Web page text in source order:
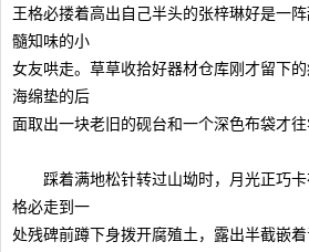
王格必搂着高出自己半头的张梓琳好是一
髓知味的小
女友哄走。草草收拾好器材仓库刚才留下
海绵垫的后
面取出一块老旧的砚台和一个深色布袋才往
踩着满地松针转过山坳时，月光正巧卡
格必走到一
处残碑前蹲下身拨开腐殖土，露出半截嵌